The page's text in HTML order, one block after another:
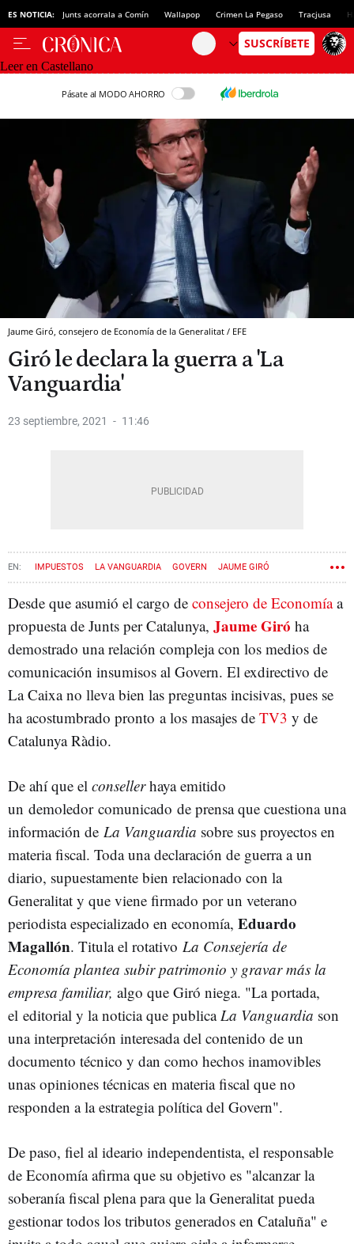
ES NOTICIA: Junts acorrala a Comín Wallapop Crimen La Pegaso Tracjusa
Leer en Castellano
Pásate al MODO AHORRO
Jaume Giró, consejero de Economía de la Generalitat / EFE
Giró le declara la guerra a 'La
Vanguardia'
23 septiembre, 2021 11:46
IMPUESTOS LA VANGUARDIA GOVERN JAUME GIRÓ
Desde que asumió el cargo de consejero de Economíaa
propuesta de Junts per Catalunya, Jaume Giró ha
demostrado una relación compleja con los medios de
comunicación insumisos al Govern. El exdirectivo de
La Caixa no lleva bien las preguntas incisivas, pues se
ha acostumbrado pronto a los masajes de TV3 y de
Catalunya Ràdio.
De ahí que el consellerhaya emitido
un demoledor comunicado de prensa que cuestiona una
información de La Vanguardia sobre sus proyectos en
materia fiscal. Toda una declaración de guerra a un
diario, supuestamente bien relacionado con la
Generalitat y que viene firmado por un veterano
periodista especializado en economía, Eduardo
Magallón. Titula el rotativo La Consejería de
Economía plantea subir patrimonio y gravar más la
empresa familiar, algo que Giró niega. "La portada,
el editorial y la noticia que publicaLa Vanguardia son
una interpretación interesada del contenido de un
documento técnico y dan como hechos inamovibles
unas opiniones técnicas en materia fiscal que no
responden a la estrategia política del Govern".
De paso, fiel al ideario independentista, el responsable
de Economía afirma que su objetivo es "alcanzar la
soberanía fiscal plena para que la Generalitat pueda
gestionar todos los tributos generados en Cataluña" e